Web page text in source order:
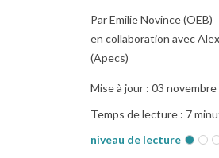
Par Emilie Novince (OEB)
en collaboration avec
(Apecs)
Mise à jour : 03
Temps de lecture : 7
niveau de lecture